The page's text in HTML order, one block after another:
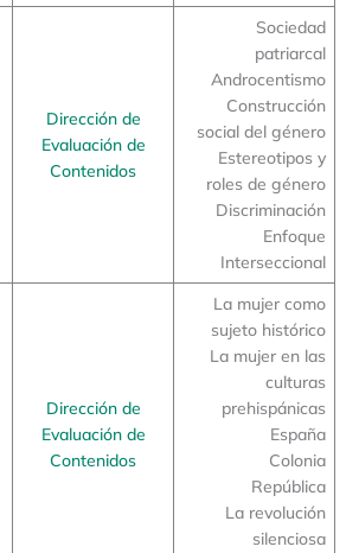
Dirección de
Evaluación de
Contenidos
Sociedad
patriarcal
Androcentismo
Construcción
social del género
Estereotipos y
roles de género
Discriminación
Enfoque
Interseccional
Dirección de
Evaluación de
Contenidos
La mujer como
sujeto histórico
La mujer en las
culturas
prehispánicas
España
Colonia
República
La revolución
silenciosa